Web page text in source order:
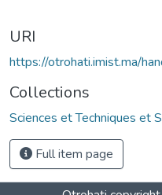
URI
https://otrohati.imist.ma/
Collections
Sciences et Techniques et
Full item page